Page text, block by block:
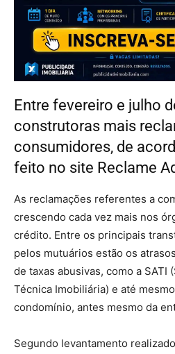
Entre fevereiro e julho
construtoras mais
consumidores, de
feito no site Reclame
As reclamações referentes a
crescendo cada vez mais nos
crédito. Entre os principais
pelos mutuários estão os
de taxas abusivas, como a SATI
Técnica Imobiliária) e até
condomínio, antes mesmo da
Segundo levantamento